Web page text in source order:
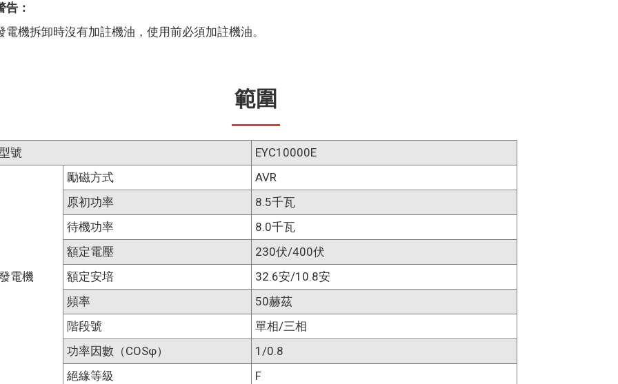
告：
電機拆卸時沒有加註機油，使用前必須加註機油。
範圍
號 EYC10000E
電機
勵磁方式
AVR
原初功率
8.5千瓦
待機功率
8.0千瓦
額定電壓
230伏/400伏
額定安培
32.6安/10.8安
頻率
50赫茲
階段號
單相/三相
功率因數（COSφ）
1/0.8
絕緣等級
F